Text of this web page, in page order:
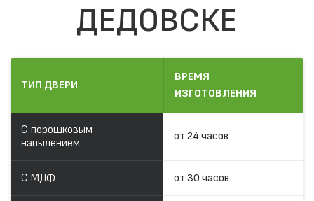
ДЕДОВСКЕ
ТИП ДВЕРИ
ВРЕМЯ
ИЗГОТОВЛЕНИЯ
С порошковым
напылением
от 24 часов
С МДФ от 30 часов